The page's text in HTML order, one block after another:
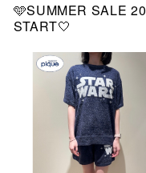
🩵SUMMER SALE
START🤍